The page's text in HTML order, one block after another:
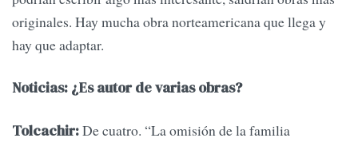
originales. Hay mucha obra norteamericana que llega y
hay que adaptar.
Noticias: ¿Es autor de varias obras?
Tolcachir:De cuatro. “La omisión de la familia